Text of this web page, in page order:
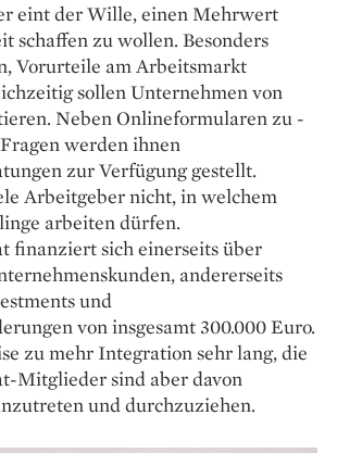
eint der Wille, einen Mehrwert
schaffen zu wollen. Besonders
Vorurteile am Arbeitsmarkt
sollen Unternehmen von
Neben Onlineformularen zu
werden ihnen
zur Verfügung gestellt.
Arbeitgeber nicht, in welchem
arbeiten dürfen.
finanziert sich einerseits über
andererseits
und
von ­insgesamt 300.000 Euro.
zu mehr Integration sehr lang, die
Mitglieder sind aber davon
und durchzuziehen.